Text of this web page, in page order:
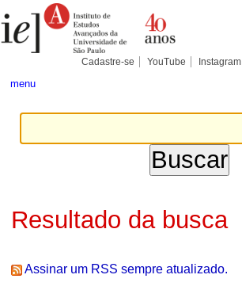
para
conteúdo.
Pessoais
Cadastre-se YouTube Instagram
menu
Resultado da busca
Assinar um RSS sempre atualizado.